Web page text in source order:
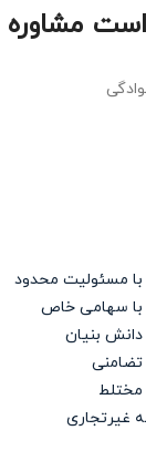
مشاوره
مسئولیت محدود
سهامی خاص
بنیان
غیرتجاری